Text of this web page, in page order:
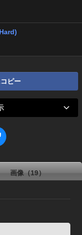
ピー
画像（19）